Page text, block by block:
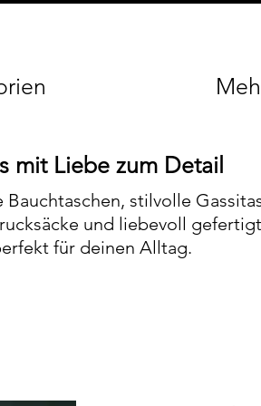
mit Liebe zum Detail
stilvolle
und liebevoll
für deinen Alltag.